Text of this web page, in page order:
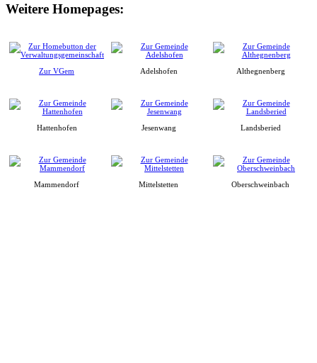
Weitere Homepages:
Zur VGem Adelshofen Althegnenberg
Hattenhofen Jesenwang Landsberied
Mammendorf Mittelstetten Oberschweinbach